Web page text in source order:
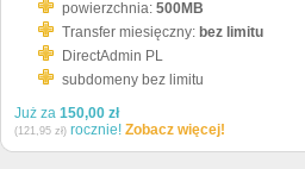
powierzchnia: 500MB
Transfer miesięczny: bez limitu
DirectAdmin PL
subdomeny bez limitu
Już za 150,00 zł
(121,95 zł) rocznie! Zobacz więcej!